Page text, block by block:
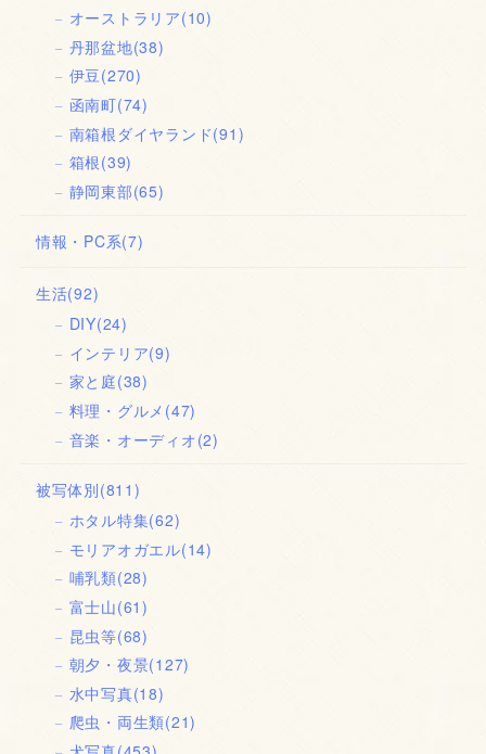
オーストラリア(10)
丹那盆地(38)
伊豆(270)
函南町(74)
南箱根ダイヤランド(91)
箱根(39)
静岡東部(65)
情報・PC系(7)
生活(92)
DIY(24)
インテリア(9)
家と庭(38)
料理・グルメ (47)
音楽・オーディオ(2)
被写体別(811)
ホタル特集(62)
モリアオガエル(14)
哺乳類(28)
富士山(61)
昆虫等(68)
朝夕・夜景(127)
水中写真(18)
爬虫・両生類(21)